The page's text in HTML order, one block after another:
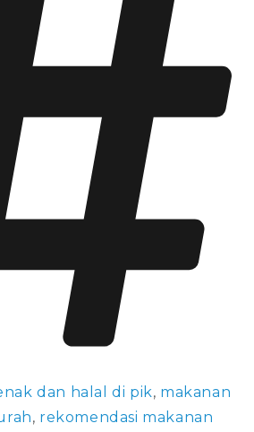
dan halal di pik, makanan
, rekomendasi makanan